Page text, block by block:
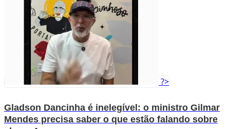
?>
Gladson Dancinha é inelegível: o ministro Gilmar
Mendes precisa saber o que estão falando sobre